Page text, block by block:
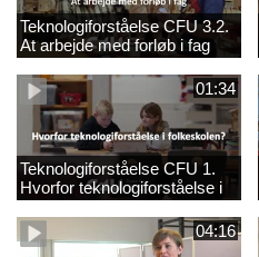
Teknologiforståelse CFU 3.2.
At arbejde med forløb i fag
01:34
Teknologiforståelse CFU 1.
Hvorfor teknologiforståelse i
folkeskolen?
04:16